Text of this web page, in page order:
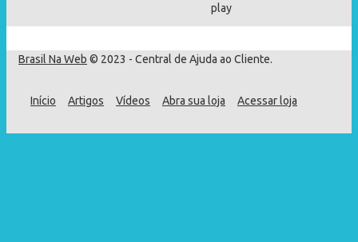
play
Brasil Na Web © 2023 - Central de Ajuda ao Cliente.
Início Artigos Vídeos Abra sua loja Acessar loja